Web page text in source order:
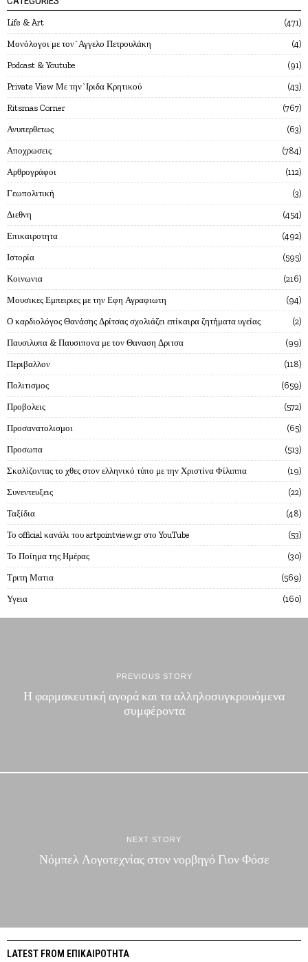
Life & Art 471
Mονόλογοι με τον`Αγγελο Πετρουλάκη 4
Podcast & Youtube 91
Private View Με την`Ιριδα Κρητικού 43
Ritsmas Corner 767
Ανυπερθετως 63
Αποχρωσεις 784
Αρθρογράφοι 112
Γεωπολιτική 3
Διεθνη 454
Επικαιροτητα 492
Ιστορία 595
Κοινωνια 216
Μουσικες Εμπειριες με την Εφη Αγραφιωτη 94
Ο καρδιολόγος Θανάσης Δρίτσας σχολιάζει επίκαιρα ζητήματα υγείας 2
Παυσιλυπα & Παυσιπονα με τον Θαναση Δριτσα 99
Περιβαλλον 118
Πολιτισμος 659
Προβολεις 572
Προσανατολισμοι 65
Προσωπα 513
Σκαλίζοντας το χθες στον ελληνικό τύπο με την Χριστίνα Φίλιππα 19
Συνεντευξεις 22
Ταξίδια 48
Το official κανάλι του artpointview.gr στο YouTube 53
Το Ποίημα της Ημέρας 30
Τριτη Ματια 569
Υγεια 160
PREVIOUS STORY
Η φαρμακευτική αγορά και τα αλληλοσυγκρουόμενα
συμφέροντα
NEXT STORY
Νόμπελ Λογοτεχνίας στον νορβηγό Γιον Φόσε
LATEST FROM ΕΠΙΚΑΙΡΟΤΗΤΑ